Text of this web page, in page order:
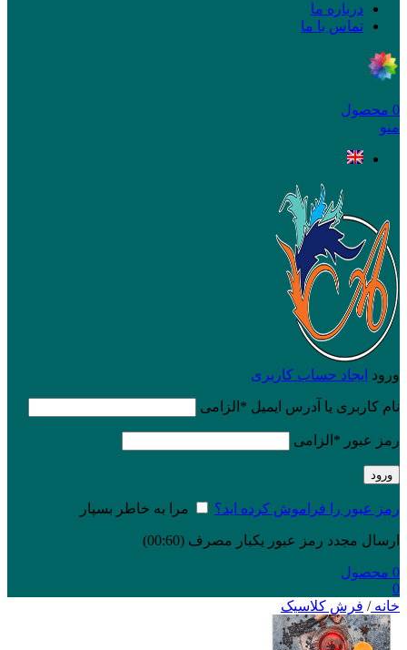
درباره ما
تماس با ما
0 محصول
منو
ورود ایجاد حساب کاربری
نام کاربری یا آدرس ایمیل * الزامی
رمز عبور * الزامی
ورود
رمز عبور را فراموش کرده اید؟ مرا به خاطر بسپار
ارسال مجدد رمز عبور یکبار مصرف (00:
60
)
0 محصول
0
خانه/ فرش کلاسیک